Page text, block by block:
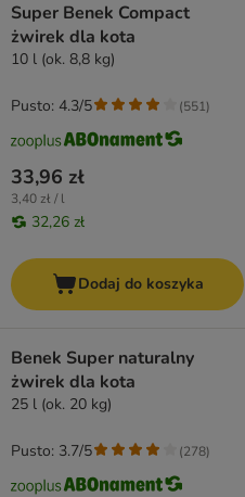
Super Benek Compact
żwirek dla kota
10 l (ok. 8,8 kg)
33,96 zł
3,40 zł / l
32,26 zł
Pusto: 4.3/5 (551)
Dodaj do koszyka
Benek Super naturalny
żwirek dla kota
25 l (ok. 20 kg)
Pusto: 3.7/5 (278)